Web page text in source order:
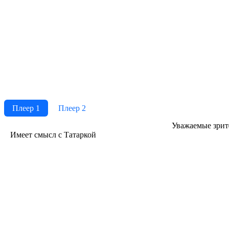
Плеер 1
Плеер 2
Ува­жае­мые
Имеет смысл с Татаркой